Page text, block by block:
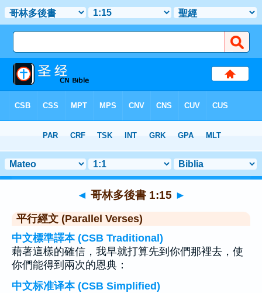
章 1 > 聖經金句 15
◄ 哥林多後書 1:15 ►
平行經文 (Parallel Verses)
中文標準譯本 (CSB Traditional)
藉著這樣的確信，我早就打算先到你們那裡去，使
你們能得到兩次的恩典：
中文标准译本 (CSB Simplified)